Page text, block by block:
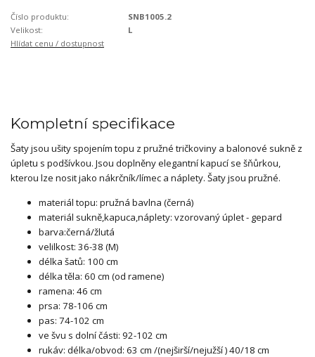
Číslo produktu:
SNB1005.2
Velikost:
L
Hlídat cenu / dostupnost
Kompletní specifikace
Šaty jsou ušity spojením topu z pružné tričkoviny a balonové sukně z
úpletu s podšívkou. Jsou doplněny elegantní kapucí se šňůrkou,
kterou lze nosit jako nákrčník/límec a náplety. Šaty jsou pružné.
materiál topu: pružná bavlna (černá)
materiál sukně,kapuca,náplety: vzorovaný úplet - gepard
barva:černá/žlutá
velilkost: 36-38 (M)
délka šatů: 100 cm
délka těla: 60 cm (od ramene)
ramena: 46 cm
prsa: 78-106 cm
pas: 74-102 cm
ve švu s dolní části: 92-102 cm
rukáv: délka/obvod: 63 cm /(nejširší/nejužší ) 40/18 cm